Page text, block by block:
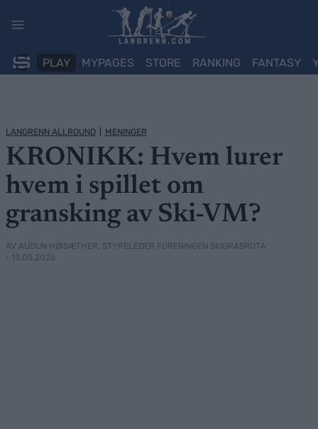
PLAY MYPAGES STORE RANKING FANTASY
LANGRENN ALLROUND MENINGER
KRONIKK: Hvem lurer
hvem i spillet om
gransking av Ski-VM?
AV AUDUN HØISÆTHER, STYRELEDER FORENINGEN SKIGRASROTA
• 13.05.2026